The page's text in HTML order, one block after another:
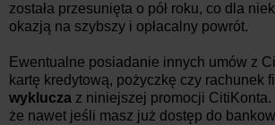
została przesunięta o pół roku, co dla
okazją na szybszy i opłacalny powrót.
Ewentualne posiadanie innych umów z
kartę kredytową, pożyczkę czy rachunek
wyklucza z niniejszej promocji
że nawet jeśli masz już dostęp do